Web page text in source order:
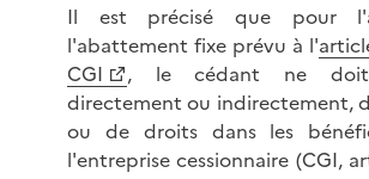
Il est précisé que pour
l'abattement fixe prévu à l'
CGI
, le cédant ne doit
directement ou indirectement,
ou de droits dans les
l'entreprise cessionnaire (CGI,